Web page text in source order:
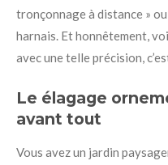
tronçonnage à distance »
harnais. Et honnêtement,
avec une telle précision,
Le élagage
avant tout
Vous avez un jardin